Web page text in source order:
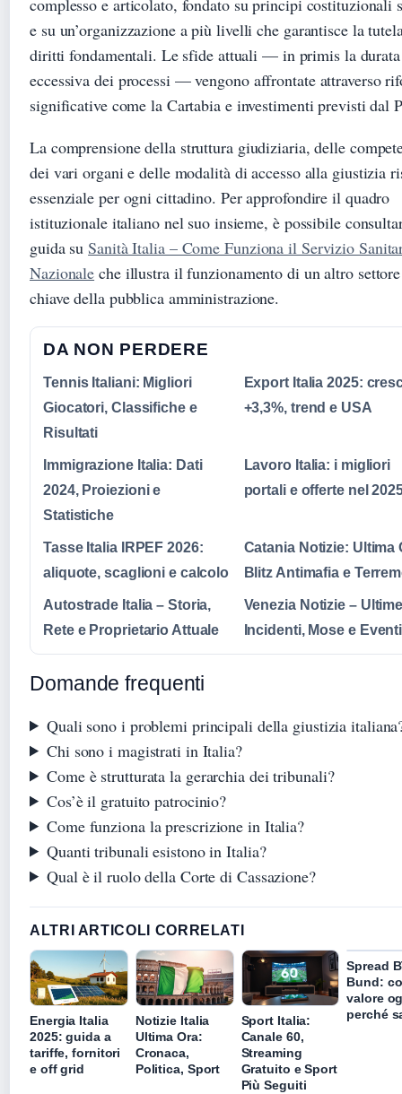
e su un’organizzazione a più livelli che garantisce la
diritti fondamentali. Le sfide attuali — in primis la durata
eccessiva dei processi — vengono affrontate attraverso
significative come la Cartabia e investimenti previsti dal
La comprensione della struttura giudiziaria, delle
dei vari organi e delle modalità di accesso alla giustizia
essenziale per ogni cittadino. Per approfondire il quadro
istituzionale italiano nel suo insieme, è possibile
guida suSanità Italia – Come Funziona il Servizio
Nazionale che illustra il funzionamento di un altro settore
chiave della pubblica amministrazione.
DA NON PERDERE
Tennis Italiani: Migliori
Giocatori, Classifiche e
Risultati
Export Italia 2025:
+3,3%, trend e USA
Immigrazione Italia: Dati
2024, Proiezioni e
Statistiche
Lavoro Italia: i migliori
portali e offerte nel
Tasse Italia IRPEF 2026:
aliquote, scaglioni e calcolo
Catania Notizie: Ultima
Blitz Antimafia e
Autostrade Italia – Storia,
Rete e Proprietario Attuale
Venezia Notizie –
Incidenti, Mose e Eventi
Domande frequenti
Quali sono i problemi principali della giustizia
Chi sono i magistrati in Italia?
Come è strutturata la gerarchia dei tribunali?
Cos’è il gratuito patrocinio?
Come funziona la prescrizione in Italia?
Quanti tribunali esistono in Italia?
Qual è il ruolo della Corte di Cassazione?
ALTRI ARTICOLI CORRELATI
Energia Italia
2025: guida a
tariffe, fornitori
e off grid
Notizie Italia
Ultima Ora:
Cronaca,
Politica, Sport
Sport Italia:
Canale 60,
Streaming
Gratuito e Sport
Più Seguiti
Spread
Bund:
valore
perché